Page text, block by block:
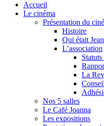
Accueil
Le cinéma
Présentation du
Histoire
Qui était
L’association
La
Nos 5 salles
Le Café Joanna
Les expositions